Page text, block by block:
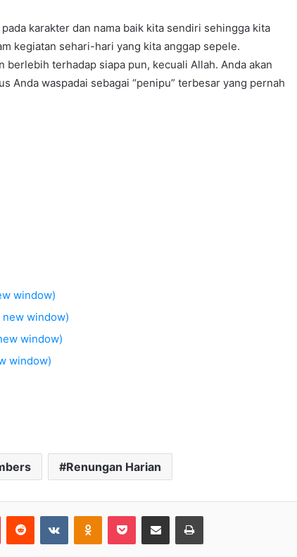
karakter dan nama baik kita sendiri sehingga kita
kegiatan sehari-hari yang kita anggap sepele.
terhadap siapa pun, kecuali Allah. Anda akan
Anda waspadai sebagai “penipu” terbesar yang pernah
window)
new window)
window)
window)
Renungan Harian